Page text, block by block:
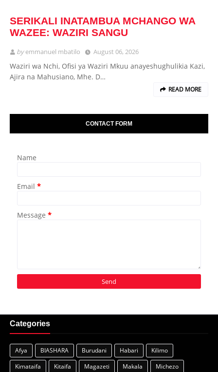
SERIKALI INATAMBUA MCHANGO WA
WAZEE: WAZIRI SANGU
byemmanuel mbatilo August 06, 2026
Waziri wa Nchi, Ofisi ya Waziri Mkuu anayeshughulikia Kazi,
Ajira na Mahusiano, Mhe. D…
READ MORE
CONTACT FORM
Name
Email *
Message *
Categories
Afya BIASHARA Burudani Habari
Kilimo
Kimataifa
Kitaifa Magazeti Makala
Michezo